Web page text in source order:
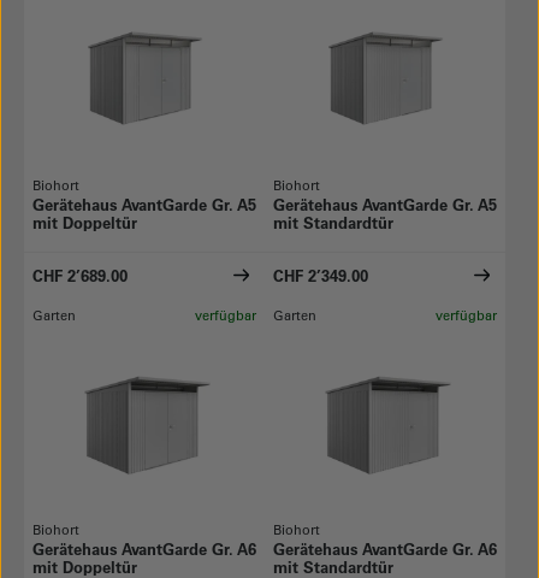
Biohort
Gerätehaus AvantGarde Gr. A5
mit Doppeltür
CHF 2’689.00
Biohort
Gerätehaus AvantGarde Gr. A5
mit Standardtür
CHF 2’349.00
Garten verfügbar
Biohort
Gerätehaus AvantGarde Gr. A6
mit Doppeltür
Garten verfügbar
Biohort
Gerätehaus AvantGarde Gr. A6
mit Standardtür